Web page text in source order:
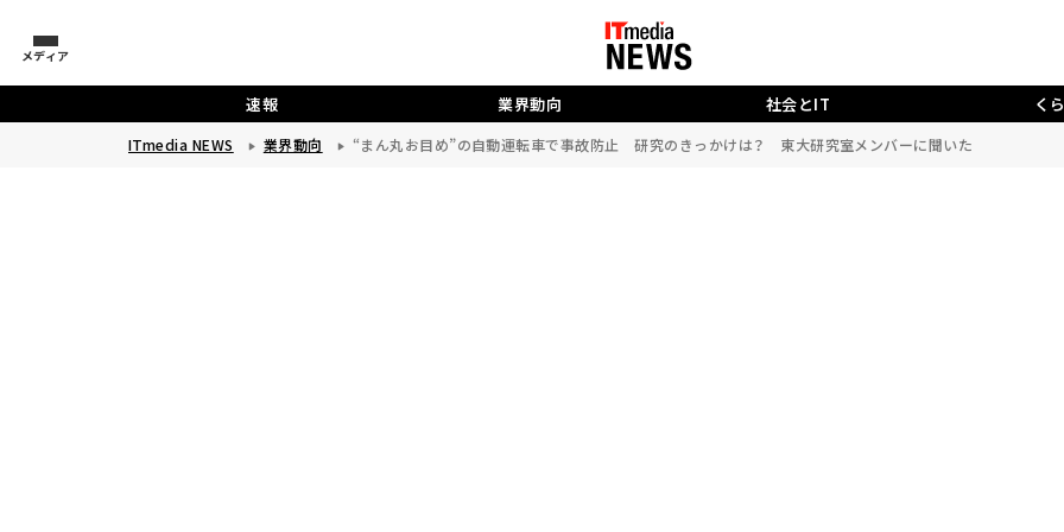
メディア
速報 業界動向 社会とIT く
ITmedia NEWS 業界動向 “まん丸お目め”の自動運転車で事故防止 研究のきっかけは？ 東大研究室メンバーに聞いた